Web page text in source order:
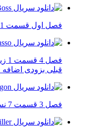
فصل اول قسمت 1 و 2 زیرنویس فارسی قرار گرفت
قبلی بزودی
فصل 3 قسمت 7 نسخه دوبله فارسی اضافه شد